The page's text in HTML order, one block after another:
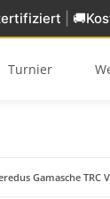
🚚
Turnier
Gamasche TRC